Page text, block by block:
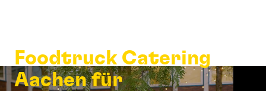
Foodtruck Catering
Aachen für